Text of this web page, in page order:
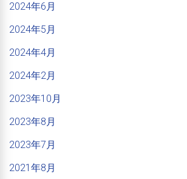
2024年6月
2024年5月
2024年4月
2024年2月
2023年10月
2023年8月
2023年7月
2021年8月